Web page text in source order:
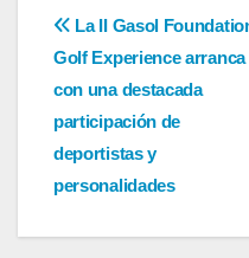
de
entradas
La II Gasol
Golf Experience arranca
con una destacada
participación de
deportistas y
personalidades